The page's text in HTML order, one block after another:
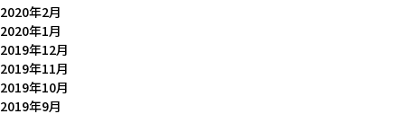
2020年2月
2020年1月
2019年12月
2019年11月
2019年10月
2019年9月